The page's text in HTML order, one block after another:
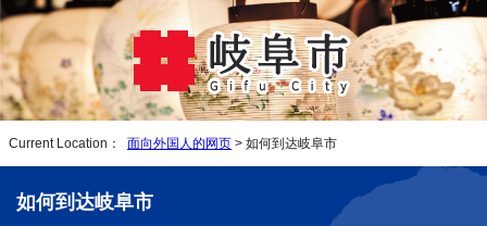
Current Location： 面向外国人的网页 > 如何到达岐阜市
如何到达岐阜市